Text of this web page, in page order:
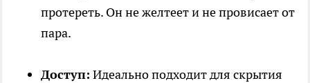
протереть. Он не желтеет и не провисает от
пара.
Доступ: Идеально подходит для скрытия